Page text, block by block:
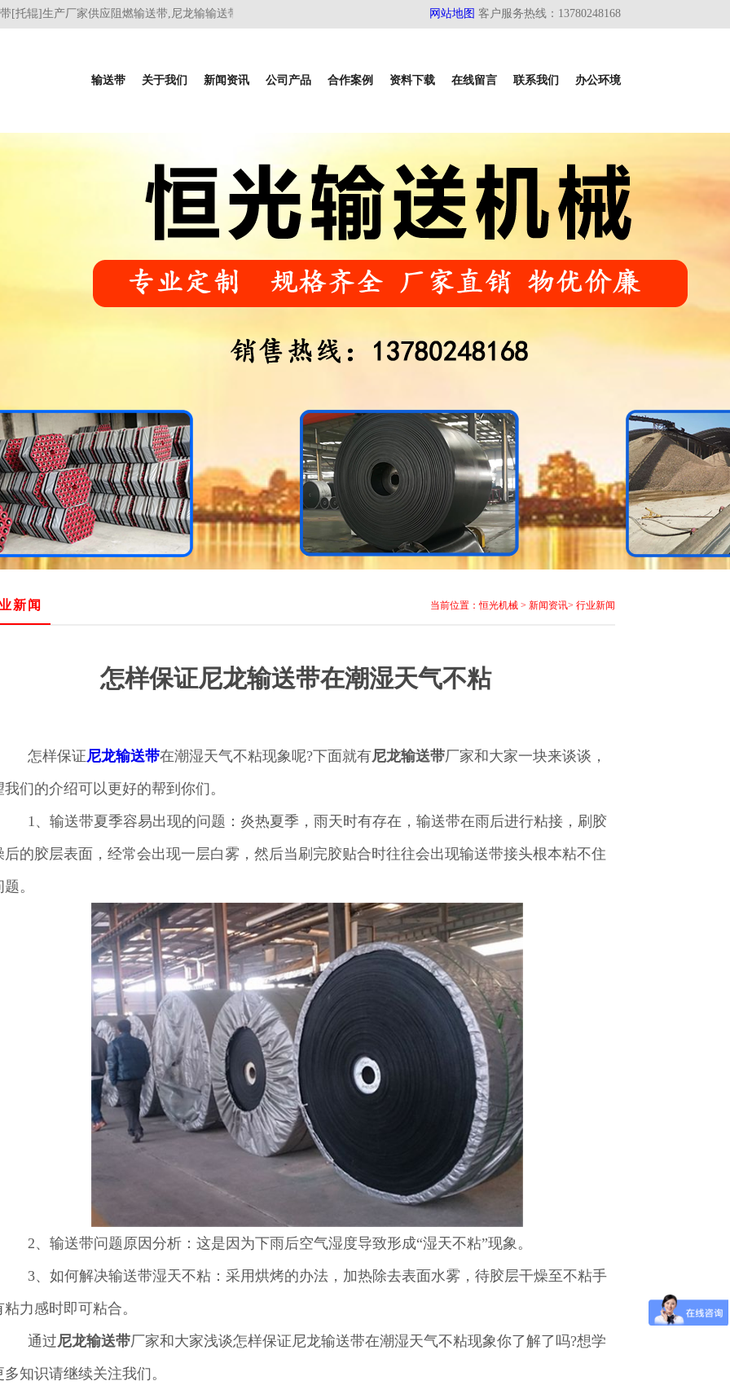
辊]生产厂家供应阻燃输送带,尼龙输输送带,耐热输送带及输送带价格涵盖人字输送带,花纹输送带,挡边输送带,倾角型及矿用输送带及托辊
网站地图 客户服务热线：13780248168
输送带 关于我们 新闻资讯 公司产品 合作案例 资料下载 在线留言 联系我们 办公环境
当前位置：恒光机械 >新闻资讯>行业新闻
新闻
怎样保证尼龙输送带在潮湿天气不粘
怎样保证尼龙输送带在潮湿天气不粘现象呢?下面就有尼龙输送带厂家和大家一块来谈谈，
我们的介绍可以更好的帮到你们。
1、输送带夏季容易出现的问题：炎热夏季，雨天时有存在，输送带在雨后进行粘接，刷胶
后的胶层表面，经常会出现一层白雾，然后当刷完胶贴合时往往会出现输送带接头根本粘不住
。
2、输送带问题原因分析：这是因为下雨后空气湿度导致形成“湿天不粘”现象。
3、如何解决输送带湿天不粘：采用烘烤的办法，加热除去表面水雾，待胶层干燥至不粘手
粘力感时即可粘合。
通过尼龙输送带厂家和大家浅谈怎样保证尼龙输送带在潮湿天气不粘现象你了解了吗?想学
多知识请继续关注我们。